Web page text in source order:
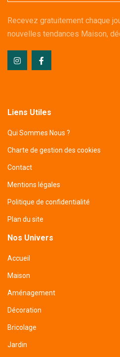
Recevez gratuitement chaque
nouvelles tendances Maison,
Liens Utiles
Qui Sommes Nous ?
Charte de gestion des cookies
Contact
Mentions légales
Politique de confidentialité
Plan du site
Nos Univers
Accueil
Maison
Aménagement
Décoration
Bricolage
Jardin